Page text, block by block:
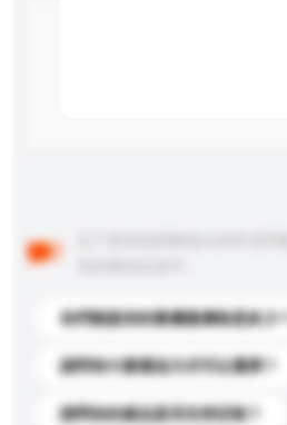
你們能提供的最優惠價格是多少？
請問有什麼運送方式可以選擇？
請問你的產品是否支持定制？